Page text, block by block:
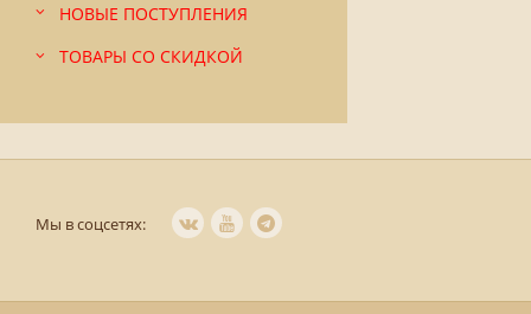
НОВЫЕ ПОСТУПЛЕНИЯ
ТОВАРЫ СО СКИДКОЙ
Мы в соцсетях: